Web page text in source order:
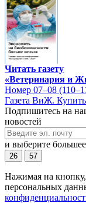
Читать газету
«Ветеринария и
Номер 07–08
Газета ВиЖ. Купить
Подпишитесь на
новостей
и выберите
26 57
Нажимая на
персональных